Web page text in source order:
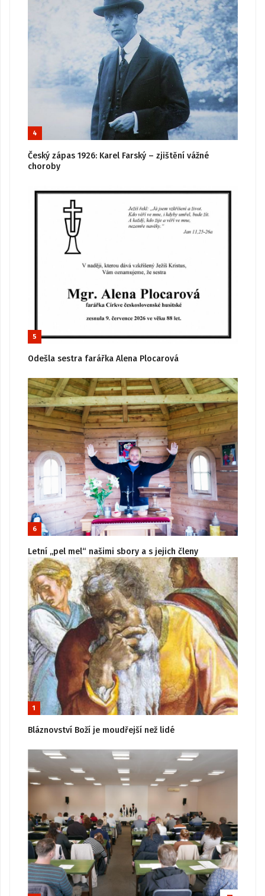
4
Český zápas 1926: Karel Farský – zjištění vážné
choroby
5
Odešla sestra farářka Alena Plocarová
6
Letní „pel mel“ našimi sbory a s jejich členy
1
Bláznovství Boží je moudřejší než lidé